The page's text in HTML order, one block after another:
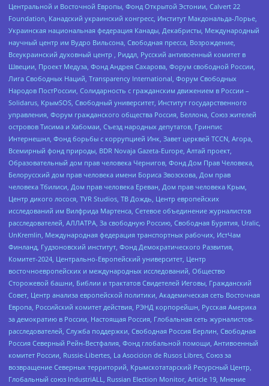
Центральной и Восточной Европы, Фонд Открытой Эстонии, Calvert 22
Foundation, Канадский украинский конгресс, Институт Макдональда-Лорье,
Украинская национальная федерация Канады, Декабристы, Международный
научный центр им Вудро Вильсона, Свободная пресса, Возрождение,
Всеукраинский духовный центр , Риддл, Русский антивоенный комитет в
Швеции, Проект Медуза, Фонд Андрея Сахарова, Форум свободной России,
Лига Свободных Наций, Transparеncy International, Форум Свободных
Народов ПостРоссии, Солидарность с гражданским движением в России –
Solidarus, КрымSOS, Свободный университет, Институт государственного
управления, Форум гражданского общества Россия, Беллона, Союз жителей
островов Тисима и Хабомаи, Съезд народных депутатов, Гринпис
Интернешнл, Фонд борьбы с коррупцией Инк, Завет церквей TCCN, Агора,
Всемирный фонд природы, BDR Novaja Gazeta-Europe, Алтай проект,
Образовательный дом прав человека Чернигов, Фонд Дом Прав Человека,
Белорусский дом прав человека имени Бориса Звозскова, Дом прав
человека Тбилиси, Дом прав человека Ереван, Дом прав человека Крым,
Центр дикого лосося, TVR Studios, ТВ Дождь, Центр европейских
исследований им Вилфрида Мартенса, Сетевое объединение журналистов
расследователей, АЛЛАТРА, За свободную Россию, Свободная Бурятия, Uralic,
UnKremlin, Международная федерация транспортных рабочих, ИстЧам
Финланд, Гудзоновский институт, Фонд Демократического Развития,
Комитет-2024, Центрально-Европейский университет, Центр
восточноевропейских и международных исследований, Общество
Сторожевой башни, Библии и трактатов Свидетелей Иеговы, Гражданский
Совет, Центр анализа европейской политики, Академическая сеть Восточная
Европа, Российский комитет действия, РЭНД корпорейшн, Русская Америка
за демократию в России, Настоящая Россия, Глобальная сеть журналистов-
расследователей, Служба поддержки, Свободная Россия Берлин, Свободная
Россия Северный Рейн-Вестфалия, Фонд глобальной помощи, Антивоенный
комитет России, Russie-Libertes, La Asocicion de Rusos Libres, Союз за
возвращение Северных территорий, Крымскотатарский Ресурсный Центр,
Глобальный союз IndustriALL, Russian Election Monitor, Article 19, Мнение